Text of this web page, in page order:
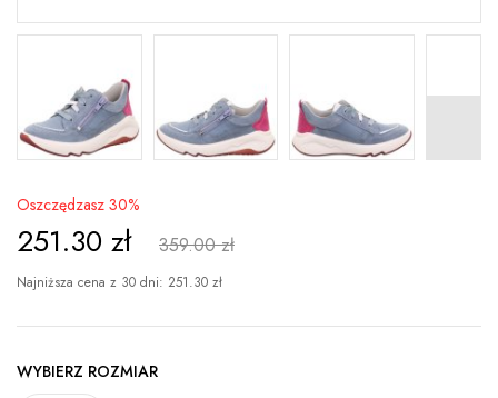
Oszczędzasz 30%
251.30 zł 359.00 zł
Najniższa cena z 30 dni: 251.30 zł
WYBIERZ ROZMIAR